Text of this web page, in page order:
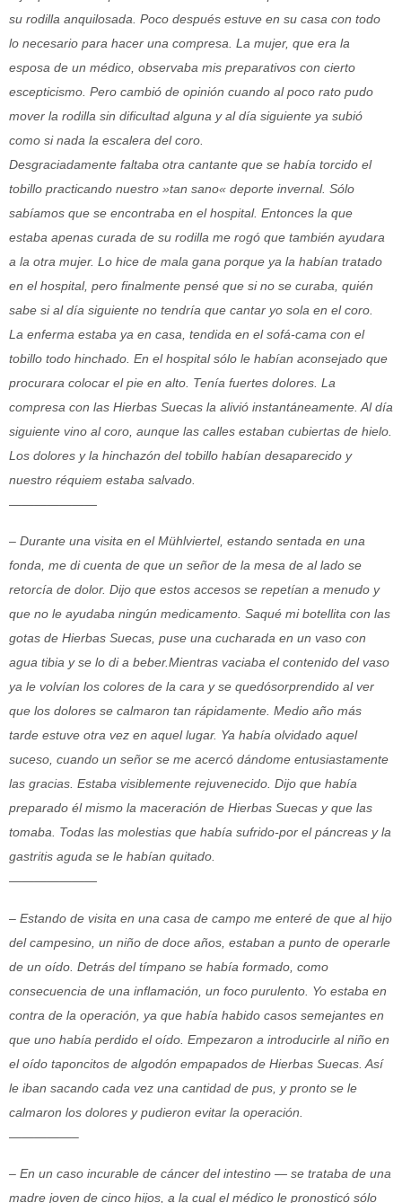
su rodilla anquilosada. Poco después estuve en su casa con todo
lo necesario para hacer una compresa. La mujer, que era la
esposa de un médico, observaba mis preparativos con cierto
escepticismo. Pero cambió de opinión cuando al poco rato pudo
mover la rodilla sin dificultad alguna y al día siguiente ya subió
como si nada la escalera del coro.
Desgraciadamente faltaba otra cantante que se había torcido el
tobillo practicando nuestro »tan sano« deporte invernal. Sólo
sabíamos que se encontraba en el hospital. Entonces la que
estaba apenas curada de su rodilla me rogó que también ayudara
a la otra mujer. Lo hice de mala gana porque ya la habían tratado
en el hospital, pero finalmente pensé que si no se curaba, quién
sabe si al día siguiente no tendría que cantar yo sola en el coro.
La enferma estaba ya en casa, tendida en el sofá-cama con el
tobillo todo hinchado. En el hospital sólo le habían aconsejado que
procurara colocar el pie en alto. Tenía fuertes dolores. La
compresa con las Hierbas Suecas la alivió instantáneamente. Al día
siguiente vino al coro, aunque las calles estaban cubiertas de hielo.
Los dolores y la hinchazón del tobillo habían desaparecido y
nuestro réquiem estaba salvado.
———————
– Durante una visita en el Mühlviertel, estando sentada en una
fonda, me di cuenta de que un señor de la mesa de al lado se
retorcía de dolor. Dijo que estos accesos se repetían a menudo y
que no le ayudaba ningún medicamento. Saqué mi botellita con las
gotas de Hierbas Suecas, puse una cucharada en un vaso con
agua tibia y se lo di a beber.Mientras vaciaba el contenido del vaso
ya le volvían los colores de la cara y se quedósorprendido al ver
que los dolores se calmaron tan rápidamente. Medio año más
tarde estuve otra vez en aquel lugar. Ya había olvidado aquel
suceso, cuando un señor se me acercó dándome entusiastamente
las gracias. Estaba visiblemente rejuvenecido. Dijo que había
preparado él mismo la maceración de Hierbas Suecas y que las
tomaba. Todas las molestias que había sufrido-por el páncreas y la
gastritis aguda se le habían quitado.
———————
– Estando de visita en una casa de campo me enteré de que al hijo
del campesino, un niño de doce años, estaban a punto de operarle
de un oído. Detrás del tímpano se había formado, como
consecuencia de una inflamación, un foco purulento. Yo estaba en
contra de la operación, ya que había habido casos semejantes en
que uno había perdido el oído. Empezaron a introducirle al niño en
el oído taponcitos de algodón empapados de Hierbas Suecas. Así
le iban sacando cada vez una cantidad de pus, y pronto se le
calmaron los dolores y pudieron evitar la operación.
—————–
– En un caso incurable de cáncer del intestino — se trataba de una
madre joven de cinco hijos, a la cual el médico le pronosticó sólo